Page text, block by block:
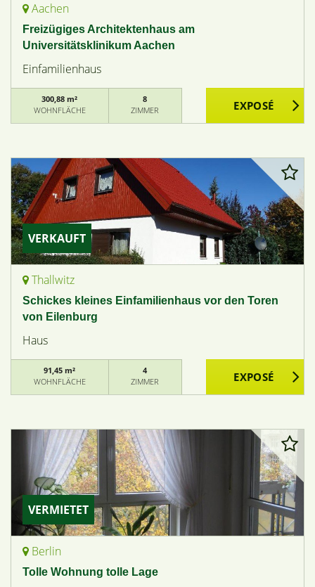
Aachen
Freizügiges Architektenhaus am
Universitätsklinikum Aachen
Einfamilienhaus
300,88 m²
WOHNFLÄCHE
8
ZIMMER
VERKAUFT
Thallwitz
Schickes kleines Einfamilienhaus vor den Toren
von Eilenburg
Haus
91,45 m²
WOHNFLÄCHE
4
ZIMMER
VERMIETET
Berlin
Tolle Wohnung tolle Lage